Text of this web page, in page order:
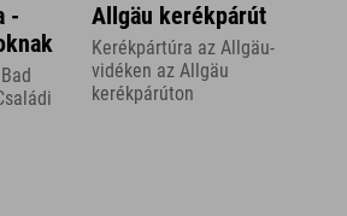
-
Allgäu kerékpárút
Kerékpártúra az Allgäu-
vidéken az Allgäu
kerékpárúton